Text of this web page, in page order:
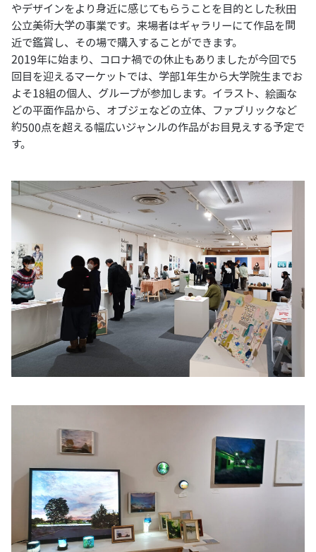
やデザインをより身近に感じてもらうことを目的とした秋田
公立美術大学の事業です。来場者はギャラリーにて作品を間
近で鑑賞し、その場で購入することができます。
2019年に始まり、コロナ禍での休止もありましたが今回で5
回目を迎えるマーケットでは、学部1年生から大学院生までお
よそ18組の個人、グループが参加します。イラスト、絵画な
どの平面作品から、オブジェなどの立体、ファブリックなど
約500点を超える幅広いジャンルの作品がお目見えする予定で
す。